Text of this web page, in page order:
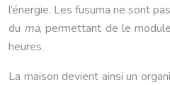
l’énergie. Les fusuma ne sont
du ma, permettant de le
heures.
La maison devient ainsi un